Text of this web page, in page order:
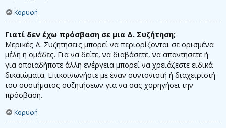
Κορυφή
Γιατί δεν έχω πρόσβαση σε μια Δ. Συζήτηση;
Μερικές Δ. Συζητήσεις μπορεί να περιορίζονται σε ορισμένα
μέλη ή ομάδες. Για να δείτε, να διαβάσετε, να απαντήσετε ή
για οποιαδήποτε άλλη ενέργεια μπορεί να χρειάζεστε ειδικά
δικαιώματα. Επικοινωνήστε με έναν συντονιστή ή διαχειριστή
του συστήματος συζητήσεων για να σας χορηγήσει την
πρόσβαση.
Κορυφή